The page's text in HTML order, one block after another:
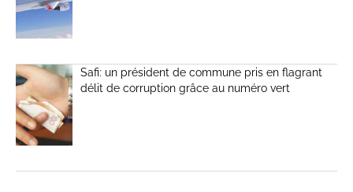
Safi: un président de commune pris en flagrant
délit de corruption grâce au numéro vert